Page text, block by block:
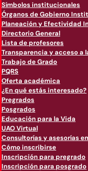
Símbolos institucionales
Órganos de Gobierno
Planeación y Efectividad
Directorio General
Lista de profesores
Transparencia y acceso a
Trabajo de Grado
PQRS
Oferta académica
¿En qué estás interesado?
Pregrados
Posgrados
Educación para la Vida
UAO Virtual
Consultorías y asesorías
Cómo inscribirse
Inscripción para pregrado
Inscripción para posgrado